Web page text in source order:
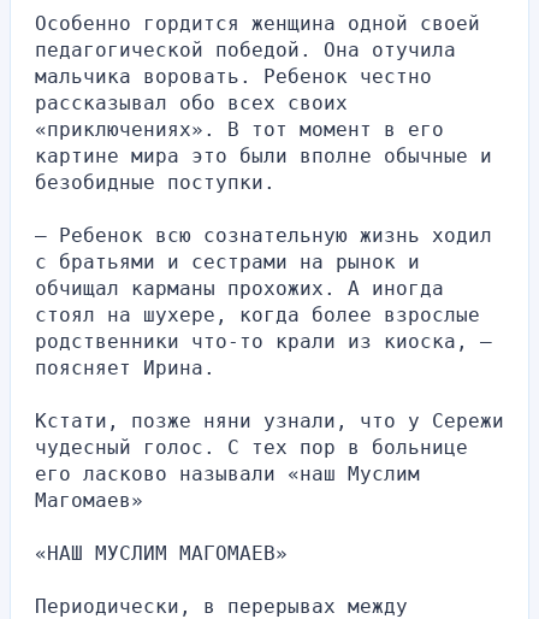
Особенно гордится женщина одной своей
педагогической победой. Она отучила
мальчика воровать. Ребенок честно
рассказывал обо всех своих
«приключениях». В тот момент в его
картине мира это были вполне обычные и
безобидные поступки.
— Ребенок всю сознательную жизнь ходил
с братьями и сестрами на рынок и
обчищал карманы прохожих. А иногда
стоял на шухере, когда более взрослые
родственники что-то крали из киоска, —
поясняет Ирина.
Кстати, позже няни узнали, что у Сережи
чудесный голос. С тех пор в больнице
его ласково называли «наш Муслим
Магомаев»
«НАШ МУСЛИМ МАГОМАЕВ»
Периодически, в перерывах между